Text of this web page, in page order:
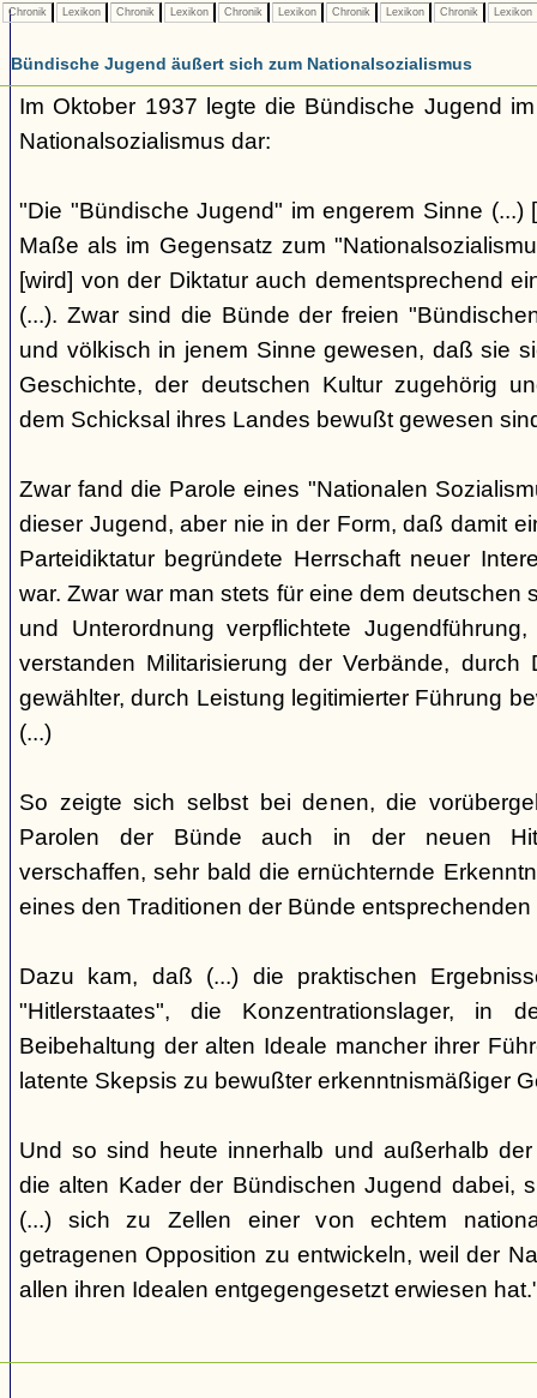
Chronik Lexikon Chronik Lexikon Chronik Lexikon Chronik Lexikon Chronik Lexikon
Bündische Jugend äußert sich zum Nationalsozialismus
Im Oktober 1937 legte die Bündische Jugend
Nationalsozialismus dar:
"Die "Bündische Jugend" im engerem Sinne (...)
Maße als im Gegensatz zum
[wird] von der Diktatur auch dementsprechend
(...). Zwar sind die Bünde der freien
und völkisch in jenem Sinne gewesen, daß sie
Geschichte, der deutschen Kultur zugehörig
dem Schicksal ihres Landes bewußt gewesen
Zwar fand die Parole eines "Nationalen
dieser Jugend, aber nie in der Form, daß damit
Parteidiktatur begründete Herrschaft neuer
war. Zwar war man stets für eine dem deutschen
und Unterordnung verpflichtete
verstanden Militarisierung der Verbände,
gewählter, durch Leistung legitimierter Führung
(...)
So zeigte sich selbst bei denen, die
Parolen der Bünde auch in der neuen
verschaffen, sehr bald die ernüchternde
eines den Traditionen der Bünde
Dazu kam, daß (...) die praktischen
"Hitlerstaates", die Konzentrationslager, in
Beibehaltung der alten Ideale mancher ihrer
latente Skepsis zu bewußter erkenntnismäßiger
Und so sind heute innerhalb und außerhalb
die alten Kader der Bündischen Jugend dabei,
(...) sich zu Zellen einer von echtem
getragenen Opposition zu entwickeln, weil der
allen ihren Idealen entgegengesetzt erwiesen